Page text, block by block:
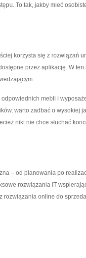
To tak, jakby mieć
korzysta się z rozwiązań
przez aplikację. W
mebli i
warto zadbać o wysokiej
nikt nie chce słuchać
– od planowania po
rozwiązania IT
rozwiązania online do